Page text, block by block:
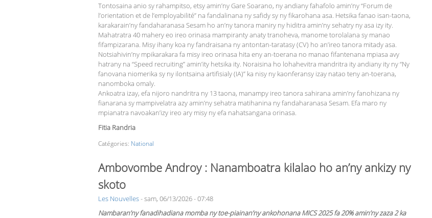
Tontosaina anio sy rahampitso, etsy amin’ny Gare Soarano, ny andiany fahafolo amin’ny “Forum de
l’orientation et de l’employabilité” na fandalinana ny safidy sy ny fikarohana asa. Hetsika fanao isan-taona,
karakarain’ny fandaharanasa Sesam ho an’ny tanora maniry ny hiditra amin’ny sehatry ny asa izy ity.
Mahatratra 40 mahery eo ireo orinasa mampiranty anaty tranoheva, manome torolalana sy manao
fifampizarana. Misy ihany koa ny fandraisana ny antontan-taratasy (CV) ho an’ireo tanora mitady asa.
Notsiahivin’ny mpikarakara fa misy ireo orinasa hita eny an-toerana no manao fifantenana mpiasa avy
hatrany na “Speed recruiting” amin’ity hetsika ity. Noraisina ho lohahevitra mandritra ity andiany ity ny “Ny
fanovana niomerika sy ny ilontsaina artifisialy (IA)” ka nisy ny kaonferansy izay natao teny an-toerana,
nanomboka omaly.
Ankoatra izay, efa nijoro nandritra ny 13 taona, manampy ireo tanora sahirana amin’ny fanohizana ny
fianarana sy mampivelatra azy amin’ny sehatra matihanina ny fandaharanasa Sesam. Efa maro ny
mpianatra navoakan’izy ireo ary misy ny efa nahatsangana orinasa.
Fitia Randria
Catégories: National
Ambovombe Androy : Nanamboatra kilalao ho an’ny ankizy ny
skoto
Les Nouvelles-sam, 06/13/2026 - 07:48
Nambaran’ny fanadihadiana momba ny toe-piainan’ny ankohonana MICS 2025 fa 20% amin’ny zaza 2 ka